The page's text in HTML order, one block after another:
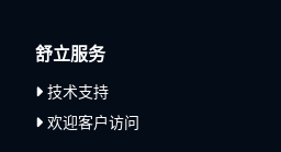
舒立服务
技术支持
欢迎客户访问